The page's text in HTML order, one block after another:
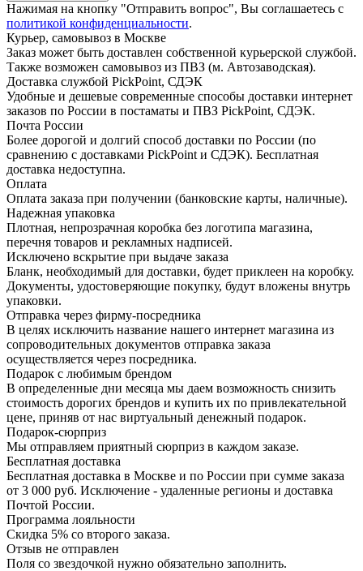
Нажимая на кнопку "Отправить вопрос", Вы соглашаетесь с
политикой конфиденциальности.
Курьер, самовывоз в Москве
Заказ может быть доставлен собственной курьерской службой.
Также возможен самовывоз из ПВЗ (м. Автозаводская).
Доставка службой PickPoint, СДЭК
Удобные и дешевые современные способы доставки интернет
заказов по России в постаматы и ПВЗ PickPoint, СДЭК.
Почта России
Более дорогой и долгий способ доставки по России (по
сравнению с доставками PickPoint и СДЭК). Бесплатная
доставка недоступна.
Оплата
Оплата заказа при получении (банковские карты, наличные).
Надежная упаковка
Плотная, непрозрачная коробка без логотипа магазина,
перечня товаров и рекламных надписей.
Исключено вскрытие при выдаче заказа
Бланк, необходимый для доставки, будет приклеен на коробку.
Документы, удостоверяющие покупку, будут вложены внутрь
упаковки.
Отправка через фирму-посредника
В целях исключить название нашего интернет магазина из
сопроводительных документов отправка заказа
осуществляется через посредника.
Подарок с любимым брендом
В определенные дни месяца мы даем возможность снизить
стоимость дорогих брендов и купить их по привлекательной
цене, приняв от нас виртуальный денежный подарок.
Подарoк-сюрприз
Мы отправляем приятный сюрприз в каждом заказе.
Бесплатная доставка
Бесплатная доставка в Москве и по России при сумме заказа
от 3 000 руб. Исключение - удаленные регионы и доставка
Почтой России.
Программа лояльности
Скидка 5% со второго заказа.
Отзыв не отправлен
Поля со звездочкой нужно обязательно заполнить.